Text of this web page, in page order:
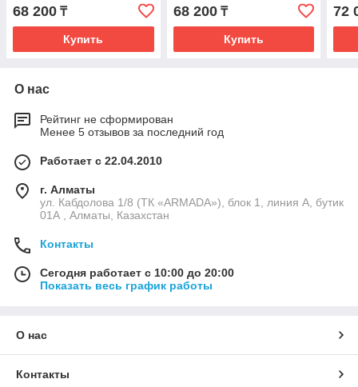
68 200 ₸
Купить
68 200₸
Купить
72
О нас
Рейтинг не сформирован
Менее 5 отзывов за последний год
Работает с 22.04.2010
г. Алматы
ул. Кабдолова 1/8 (ТК «ARMADA»), блок 1, линия А, бутик
01А , Алматы, Казахстан
Контакты
Сегодня работает с 10:00 до 20:00
Показать весь график работы
О нас
Контакты